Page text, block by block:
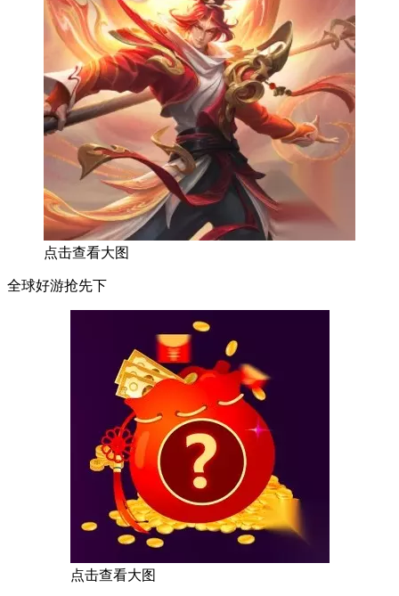
点击查看大图
全球好游抢先下
点击查看大图